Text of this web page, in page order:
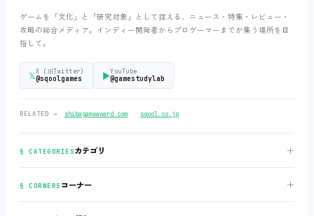
ゲームを「文化」と「研究対象」として捉える、ニュース・特集・レビュー・
攻略の総合メディア。インディー開発者からプロゲーマーまでが集う場所を目
指して。
𝕏X (旧Twitter)
@sqoolgames ▶YouTube
@gamestudylab
RELATED → shibagameaward.com ‧ sqool.co.jp
§ CATEGORIESカテゴリ ＋
§ CORNERS コーナー ＋